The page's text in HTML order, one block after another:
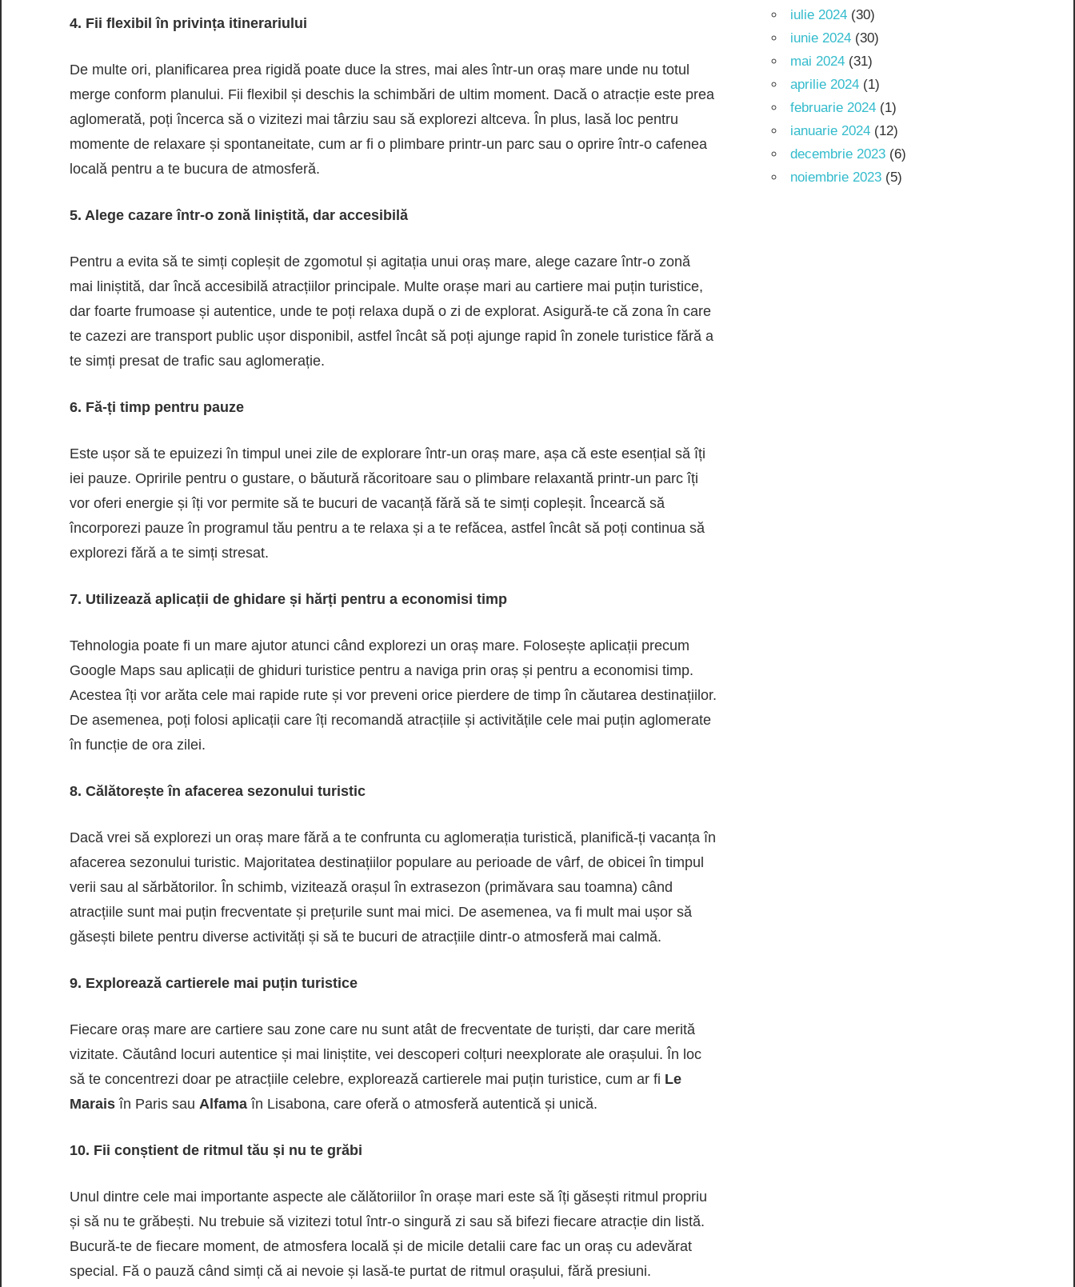
4. Fii flexibil în privința itinerariului
De multe ori, planificarea prea rigidă poate duce la stres, mai ales într-un oraș mare unde nu totul
merge conform planului. Fii flexibil și deschis la schimbări de ultim moment. Dacă o atracție este prea
aglomerată, poți încerca să o vizitezi mai târziu sau să explorezi altceva. În plus, lasă loc pentru
momente de relaxare și spontaneitate, cum ar fi o plimbare printr-un parc sau o oprire într-o cafenea
locală pentru a te bucura de atmosferă.
5. Alege cazare într-o zonă liniștită, dar accesibilă
Pentru a evita să te simți copleșit de zgomotul și agitația unui oraș mare, alege cazare într-o zonă
mai liniștită, dar încă accesibilă atracțiilor principale. Multe orașe mari au cartiere mai puțin turistice,
dar foarte frumoase și autentice, unde te poți relaxa după o zi de explorat. Asigură-te că zona în care
te cazezi are transport public ușor disponibil, astfel încât să poți ajunge rapid în zonele turistice fără a
te simți presat de trafic sau aglomerație.
6. Fă-ți timp pentru pauze
Este ușor să te epuizezi în timpul unei zile de explorare într-un oraș mare, așa că este esențial să îți
iei pauze. Opririle pentru o gustare, o băutură răcoritoare sau o plimbare relaxantă printr-un parc îți
vor oferi energie și îți vor permite să te bucuri de vacanță fără să te simți copleșit. Încearcă să
încorporezi pauze în programul tău pentru a te relaxa și a te refăcea, astfel încât să poți continua să
explorezi fără a te simți stresat.
7. Utilizează aplicații de ghidare și hărți pentru a economisi timp
Tehnologia poate fi un mare ajutor atunci când explorezi un oraș mare. Folosește aplicații precum
Google Maps sau aplicații de ghiduri turistice pentru a naviga prin oraș și pentru a economisi timp.
Acestea îți vor arăta cele mai rapide rute și vor preveni orice pierdere de timp în căutarea destinațiilor.
De asemenea, poți folosi aplicații care îți recomandă atracțiile și activitățile cele mai puțin aglomerate
în funcție de ora zilei.
8. Călătorește în afacerea sezonului turistic
Dacă vrei să explorezi un oraș mare fără a te confrunta cu aglomerația turistică, planifică-ți vacanța în
afacerea sezonului turistic. Majoritatea destinațiilor populare au perioade de vârf, de obicei în timpul
verii sau al sărbătorilor. În schimb, vizitează orașul în extrasezon (primăvara sau toamna) când
atracțiile sunt mai puțin frecventate și prețurile sunt mai mici. De asemenea, va fi mult mai ușor să
găsești bilete pentru diverse activități și să te bucuri de atracțiile dintr-o atmosferă mai calmă.
9. Explorează cartierele mai puțin turistice
Fiecare oraș mare are cartiere sau zone care nu sunt atât de frecventate de turiști, dar care merită
vizitate. Căutând locuri autentice și mai liniștite, vei descoperi colțuri neexplorate ale orașului. În loc
să te concentrezi doar pe atracțiile celebre, explorează cartierele mai puțin turistice, cum ar fi Le
Marais în Paris sau Alfama în Lisabona, care oferă o atmosferă autentică și unică.
10. Fii conștient de ritmul tău și nu te grăbi
Unul dintre cele mai importante aspecte ale călătoriilor în orașe mari este să îți găsești ritmul propriu
și să nu te grăbești. Nu trebuie să vizitezi totul într-o singură zi sau să bifezi fiecare atracție din listă.
Bucură-te de fiecare moment, de atmosfera locală și de micile detalii care fac un oraș cu adevărat
special. Fă o pauză când simți că ai nevoie și lasă-te purtat de ritmul orașului, fără presiuni.
iulie 2024(30)
iunie 2024(30)
mai 2024(31)
aprilie 2024(1)
februarie 2024(1)
ianuarie 2024(12)
decembrie 2023(6)
noiembrie 2023(5)